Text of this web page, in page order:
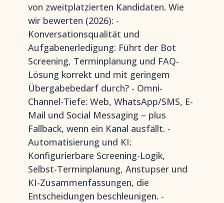
von zweitplatzierten Kandidaten. Wie
wir bewerten (2026): -
Konversationsqualität und
Aufgabenerledigung: Führt der Bot
Screening, Terminplanung und FAQ-
Lösung korrekt und mit geringem
Übergabebedarf durch? - Omni-
Channel-Tiefe: Web, WhatsApp/SMS, E-
Mail und Social Messaging – plus
Fallback, wenn ein Kanal ausfällt. -
Automatisierung und KI:
Konfigurierbare Screening-Logik,
Selbst-Terminplanung, Anstupser und
KI-Zusammenfassungen, die
Entscheidungen beschleunigen. -